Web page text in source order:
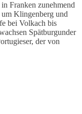
Franken zunehmend
Klingenberg und
bei Volkach bis
Spätburgunder
der von